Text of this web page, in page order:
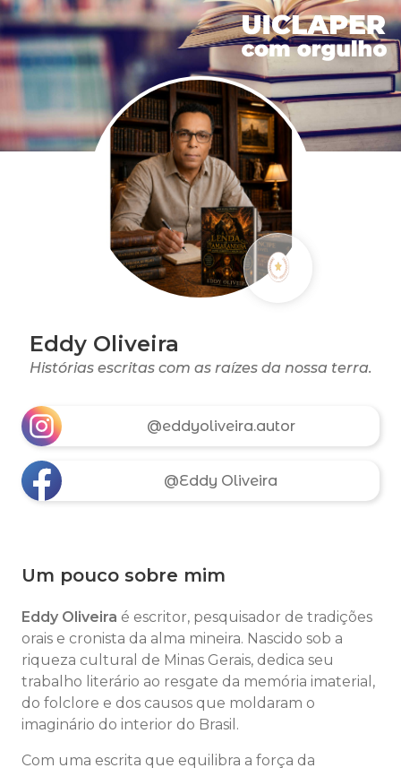
Eddy Oliveira
Histórias escritas com as raízes da nossa terra.
@eddyoliveira.autor
@Eddy Oliveira
Um pouco sobre mim
Eddy Oliveira é escritor, pesquisador de tradições
orais e cronista da alma mineira. Nascido sob a
riqueza cultural de Minas Gerais, dedica seu
trabalho literário ao resgate da memória imaterial,
do folclore e dos causos que moldaram o
imaginário do interior do Brasil.
Com uma escrita que equilibra a força da